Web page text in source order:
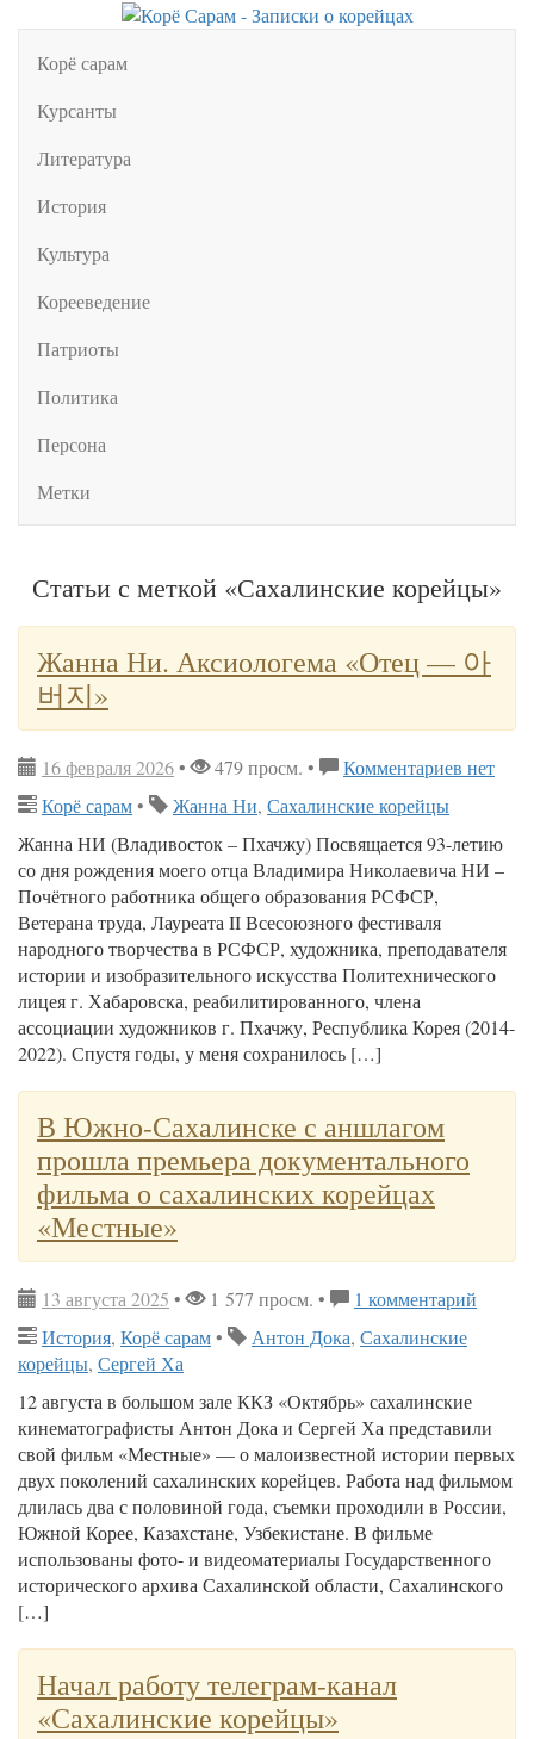
Корё сарам
Курсанты
Литература
История
Культура
Корееведение
Патриоты
Политика
Персона
Метки
Статьи с меткой «Сахалинские корейцы»
Жанна Ни. Аксиологема «Отец — 아
버지»
16 февраля 2026• 479 просм. •
Комментариев нет
Корё сарам• Жанна Ни, Сахалинские корейцы
Жанна НИ (Владивосток – Пхачжу) Посвящается 93-летию
со дня рождения моего отца Владимира Николаевича НИ –
Почётного работника общего образования РСФСР,
Ветерана труда, Лауреата II Всесоюзного фестиваля
народного творчества в РСФСР, художника, преподавателя
истории и изобразительного искусства Политехнического
лицея г. Хабаровска, реабилитированного, члена
ассоциации художников г. Пхачжу, Республика Корея (2014-
2022). Спустя годы, у меня сохранилось […]
В Южно-Сахалинске с аншлагом
прошла премьера документального
фильма о сахалинских корейцах
«Местные»
13 августа 2025 • 1 577 просм. •
1 комментарий
История, Корё сарам• Антон Дока, Сахалинские
корейцы, Сергей Ха
12 августа в большом зале ККЗ «Октябрь» сахалинские
кинематографисты Антон Дока и Сергей Ха представили
свой фильм «Местные» — о малоизвестной истории первых
двух поколений сахалинских корейцев. Работа над фильмом
длилась два с половиной года, съемки проходили в России,
Южной Корее, Казахстане, Узбекистане. В фильме
использованы фото- и видеоматериалы Государственного
исторического архива Сахалинской области, Сахалинского
[…]
Начал работу телеграм-канал
«Сахалинские корейцы»